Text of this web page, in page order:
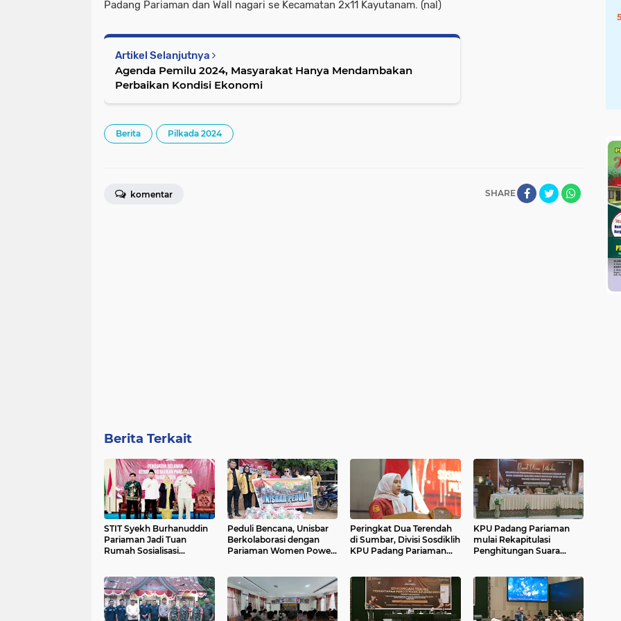
Padang Pariaman dan Wall nagari se Kecamatan 2x11 Kayutanam. (nal)
Artikel Selanjutnya
Agenda Pemilu 2024, Masyarakat Hanya Mendambakan
Perbaikan Kondisi Ekonomi
Berita Pilkada 2024
SHARE
komentar
Berita Terkait
STIT Syekh Burhanuddin
Pariaman Jadi Tuan
Rumah Sosialisasi
dan DPR RI
Peduli Bencana, Unisbar
Berkolaborasi dengan
Pariaman Women Power
Peringkat Dua Terendah
di Sumbar, Divisi Sosdiklih
KPU Padang Pariaman
Pemilih
KPU Padang Pariaman
mulai Rekapitulasi
Penghitungan Suara